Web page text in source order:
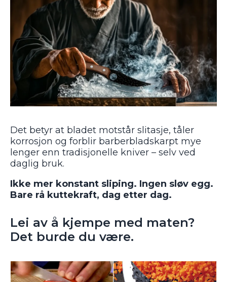
Det betyr at bladet motstår slitasje, tåler
korrosjon og forblir barberbladskarpt mye
lenger enn tradisjonelle kniver – selv ved
daglig bruk.
Ikke mer konstant sliping. Ingen sløv egg.
Bare rå kuttekraft, dag etter dag.
Lei av å kjempe med maten?
Det burde du være.